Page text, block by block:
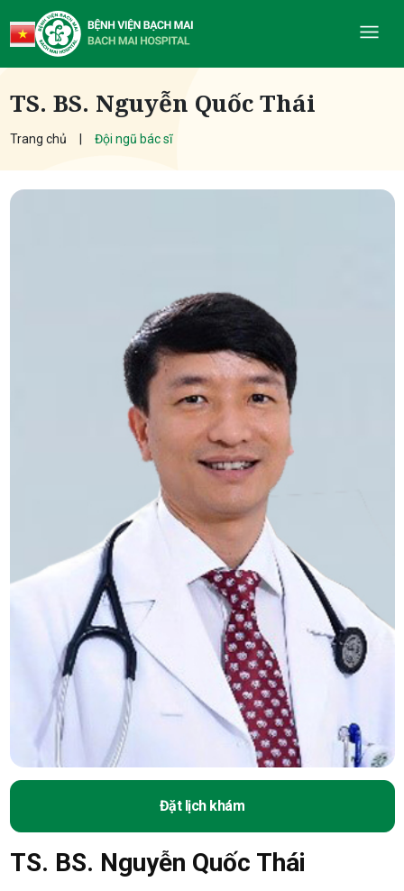
TS. BS. Nguyễn Quốc Thái
Trang chủ Đội ngũ bác sĩ
Đặt lịch khám
TS. BS. Nguyễn Quốc Thái